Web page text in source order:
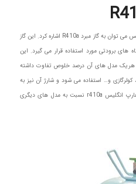
از دیگر محصولات پرفروش کمپانی هارپ انگلیس می توان به گاز مبرد R410a اشاره کرد. این گاز
برودتی مورد استفاده قرار می گیرد. این
هریک مدل های آن درصد خلوص تفاوت داشته
و… استفاده می شود و شارژ آن نیز به
صورت مایع است. خرید و قیمت گاز مبرد هارپ انگلیس r410a نسبت به مدل های دیگری